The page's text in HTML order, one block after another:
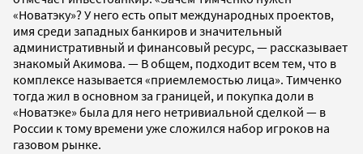
«Новатэку»? У него есть опыт международных проектов,
имя среди западных банкиров и значительный
административный и финансовый ресурс, — рассказывает
знакомый Акимова. — В общем, подходит всем тем, что в
комплексе называется «приемлемостью лица». Тимченко
тогда жил в основном за границей, и покупка доли в
«Новатэке» была для него нетривиальной сделкой — в
России к тому времени уже сложился набор игроков на
газовом рынке.